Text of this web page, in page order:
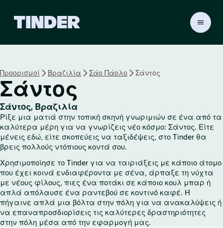
ή
ί
δ
α
T
n
d
e
r
Προορισμοί Βραζιλία Σάο Πάολο Σάντος
Σάντος
Σάντος, Βραζιλία
Ρίξε μια ματιά στην τοπική σκηνή γνωριμιών σε ένα από τα
καλύτερα μέρη για να γνωρίζεις νέο κόσμο: Σάντος. Είτε
μένεις εδώ, είτε σκοπεύεις να ταξιδέψεις, στο Tinder θα
βρεις πολλούς ντόπιους κοντά σου.
Χρησιμοποίησε το Tinder για να ταιριάξεις με κάποιο άτομο
που έχει κοινά ενδιαφέροντα με σένα, άρπαξε τη νύχτα
με νέους φίλους, πιες ένα ποτάκι σε κάποιο κουλ μπαρ ή
απλά απόλαυσε ένα ραντεβού σε κοντινό καφέ. Ή
πήγαινε απλά μια βόλτα στην πόλη για να ανακαλύψεις ή
να επαναπροσδιορίσεις τις καλύτερες δραστηριότητες
στην πόλη μέσα από την εφαρμογή μας.